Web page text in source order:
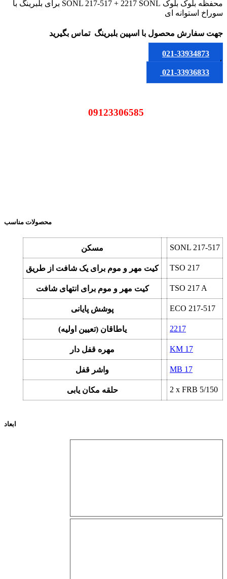
محفظه بلوک بلوک SONL 217-517 + 2217 SONL برای بلبرینگ با
سوراخ استوانه ای
جهت سفارش محصول با اسپین بلبرینگ تماس بگیرید
021-33934873
یا
021-33936833
محصولات مناسب
مسکن SONL 217-517
کیت مهر و موم برای یک شافت از طریق TSO 217
کیت مهر و موم برای انتهای شافت TSO 217 A
پوشش پایانی ECO 217-517
یاطاقان (تعیین اولیه) 2217
مهره قفل دار KM 17
واشر قفل MB 17
حلقه مکان یابی 2 x FRB 5/150
ابعاد